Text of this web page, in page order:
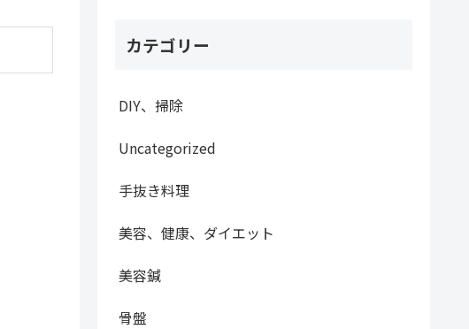
カテゴリー
DIY、掃除
Uncategorized
手抜き料理
美容、健康、ダイエット
美容鍼
骨盤